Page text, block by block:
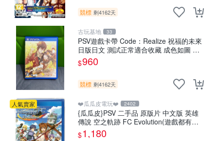
競標 剩4162天
古玩基地 33
PSV遊戲卡帶 Code：Realize 祝福的未來
日版日文 測試正常適合收藏 成色如圖 過
去久遠使用痕跡 游戲機玩古早遊戲 必備懷
舊遊戲 卡帶 渣
$960
競標 剩4162天
人氣賣家 ❤️瓜瓜皮電玩❤️ 2402
{瓜瓜皮}PSV 二手品 原版片 中文版 英雄
傳說 空之軌跡 FC Evolution(遊戲都有回
收)
$1,180